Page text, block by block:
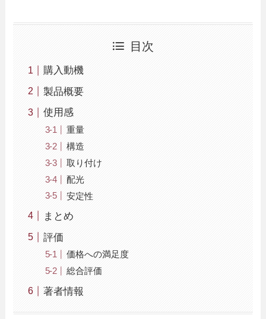
目次
購入動機
製品概要
使用感
重量
構造
取り付け
配光
安定性
まとめ
評価
価格への満足度
総合評価
著者情報